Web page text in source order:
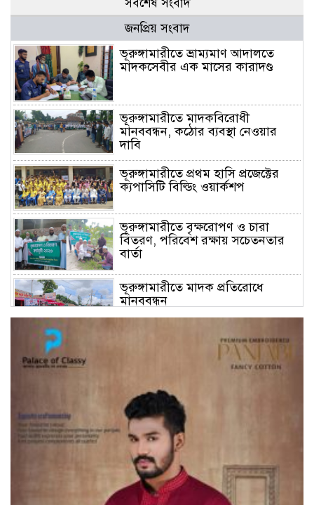
জনপ্রিয় সংবাদ
ভূরুঙ্গামারীতে ভ্রাম্যমাণ আদালতে
মাদকসেবীর এক মাসের কারাদণ্ড
ভূরুঙ্গামারীতে মাদকবিরোধী
মানববন্ধন, কঠোর ব্যবস্থা নেওয়ার
দাবি
ভূরুঙ্গামারীতে প্রথম হাসি প্রজেক্টের
ক্যপাসিটি বিল্ডিং ওয়ার্কশপ
ভূরুঙ্গামারীতে বৃক্ষরোপণ ও চারা
বিতরণ, পরিবেশ রক্ষায় সচেতনতার
বার্তা
ভূরুঙ্গামারীতে মাদক প্রতিরোধে
মানববন্ধন
ভূরুঙ্গামারীতে ১৭৪০ মিটার অবৈধ
করল প্রশাসন
ভূরুঙ্গামারীতে পুলিশ-বিজিবির যৌথ
অভিযানে গাঁজার গাছ সহ
মাদককারবারি আটক